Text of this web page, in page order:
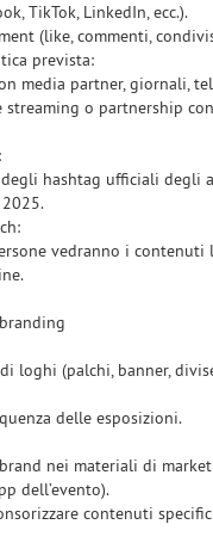
TikTok, LinkedIn, ecc.).
(like, commenti,
prevista:
media partner, giornali,
streaming o partnership
degli hashtag ufficiali degli
vedranno i contenuti
loghi (palchi, banner,
delle esposizioni.
nei materiali di
dell’evento).
contenuti